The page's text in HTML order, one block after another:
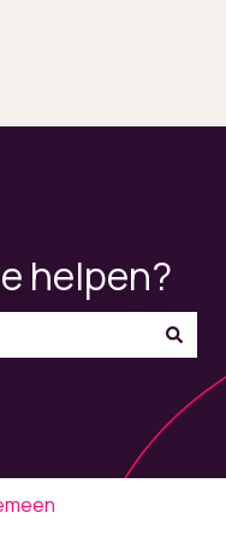
helpen?